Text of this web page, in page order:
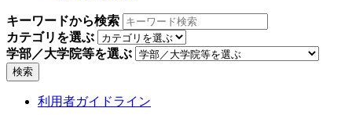
キーワードから検索
カテゴリを選ぶ
学部／大学院等を選ぶ
検索
利用者ガイドライン